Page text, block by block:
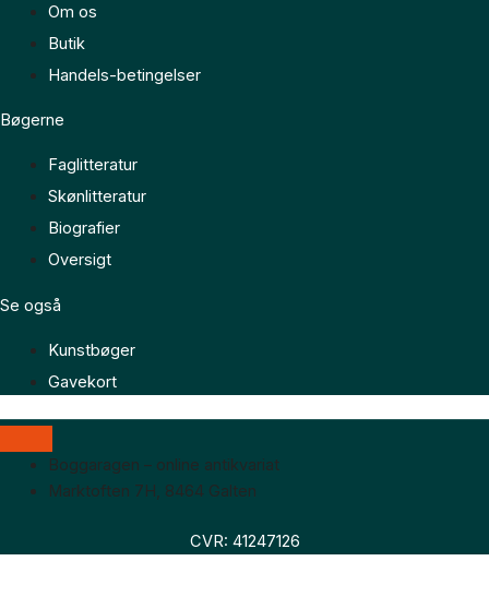
Om os
Butik
Handels-betingelser
Bøgerne
Faglitteratur
Skønlitteratur
Biografier
Oversigt
Se også
Kunstbøger
Gavekort
Boggaragen – online antikvariat
Marktoften 7H, 8464 Galten
CVR: 41247126